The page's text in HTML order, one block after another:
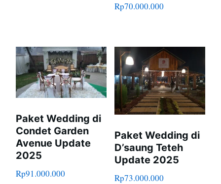
Rp70.000.000
Paket Wedding di
Condet Garden
Avenue Update
2025
Rp91.000.000
Paket Wedding di
D’saung Teteh
Update 2025
Rp73.000.000